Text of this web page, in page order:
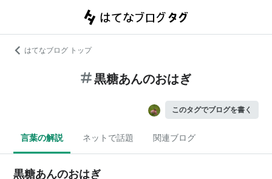
はてなブログ トップ
黒糖あんのおはぎ
このタグでブログを書く
言葉の解説 ネットで話題 関連ブログ
黒糖あんのおはぎ